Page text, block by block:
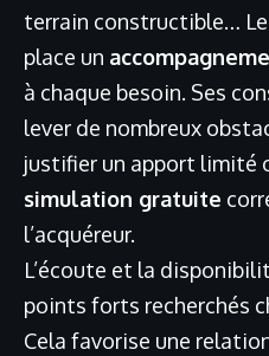
terrain constructible…
place un
à chaque besoin. Ses
lever de nombreux
justifier un apport limité
simulation gratuite
l’acquéreur.
L’écoute et la
points forts recherchés
Cela favorise une